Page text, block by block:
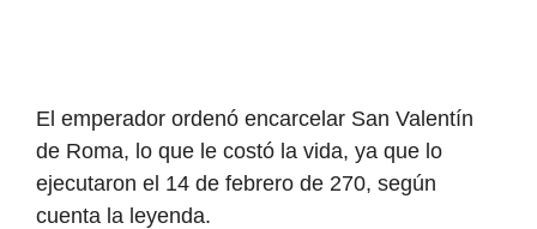
El emperador ordenó encarcelar San Valentín
de Roma, lo que le costó la vida, ya que lo
ejecutaron el 14 de febrero de 270, según
cuenta la leyenda.